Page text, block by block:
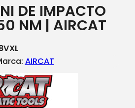
DE IMPACTO
NM | AIRCAT
AIRCAT